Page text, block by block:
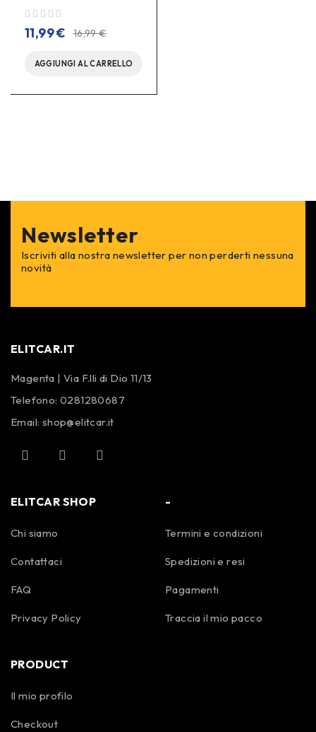
16,99€
11,99€
AGGIUNGI AL CARRELLO
Newsletter
Iscriviti alla nostra newsletter per non perderti nessuna
novità
ELITCAR.IT
Magenta | Via F.lli di Dio 11/13
Telefono:0281280687
Email: shop@elitcar.it
ELITCAR SHOP
Chi siamo
Contattaci
FAQ
Privacy Policy
-
Termini e condizioni
Spedizioni e resi
Pagamenti
Traccia il mio pacco
PRODUCT
Il mio profilo
Checkout